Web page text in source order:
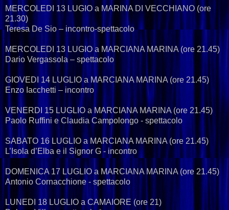
MERCOLEDI 13 LUGIO a MARINA DI VECCHIANO (ore
21.30)
Teresa De Sio – incontro-spettacolo
MERCOLEDI 13 LUGIO a MARCIANA MARINA (ore 21.45)
Dario Vergassola – spettacolo
GIOVEDI 14 LUGLIO a MARCIANA MARINA (ore 21.45)
Enzo Iacchetti – incontro
VENERDI 15 LUGLIO a MARCIANA MARINA (ore 21.45)
Paolo Ruffini e Claudia Campolongo - spettacolo
SABATO 16 LUGLIO a MARCIANA MARINA (ore 21.45)
L’Isola d’Elba e il Signor G - incontro
DOMENICA 17 LUGLIO a MARCIANA MARINA (ore 21.45)
Antonio Cornacchione - spettacolo
LUNEDI 18 LUGLIO a CAMAIORE (ore 21)